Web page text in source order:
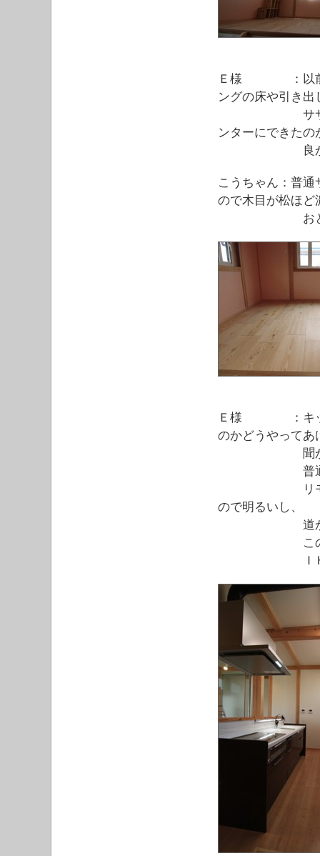
Ｅ様 ：以前住
ングの床や引き出
ササラ天井の
ンターにできたの
良か
こうちゃん：普
ので木目が松ほど
おとなしく
Ｅ様 ：キッチ
のかどうやってあ
聞かれるが
普通はチェ
リモコンで開
ので明るいし、
道から中の
この間リビン
ＩＨコンロ